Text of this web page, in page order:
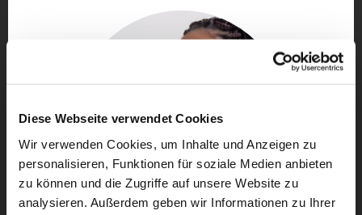
Diese Webseite verwendet Cookies
Wir verwenden Cookies, um Inhalte und Anzeigen zu
personalisieren, Funktionen für soziale Medien anbieten
zu können und die Zugriffe auf unsere Website zu
analysieren. Außerdem geben wir Informationen zu Ihrer